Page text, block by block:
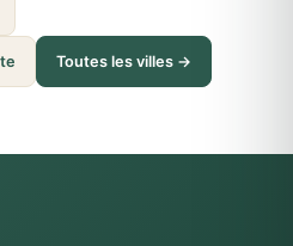
Toutes les villes →